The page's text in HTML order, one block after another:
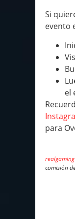
Si
evento
el
para
comisión